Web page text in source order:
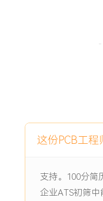
用户投诉故障
1.布局设计：负
2.布线优化：完
Wi-Fi模块周边接
这份PCB工程
支持。100分简
企业ATS初筛中